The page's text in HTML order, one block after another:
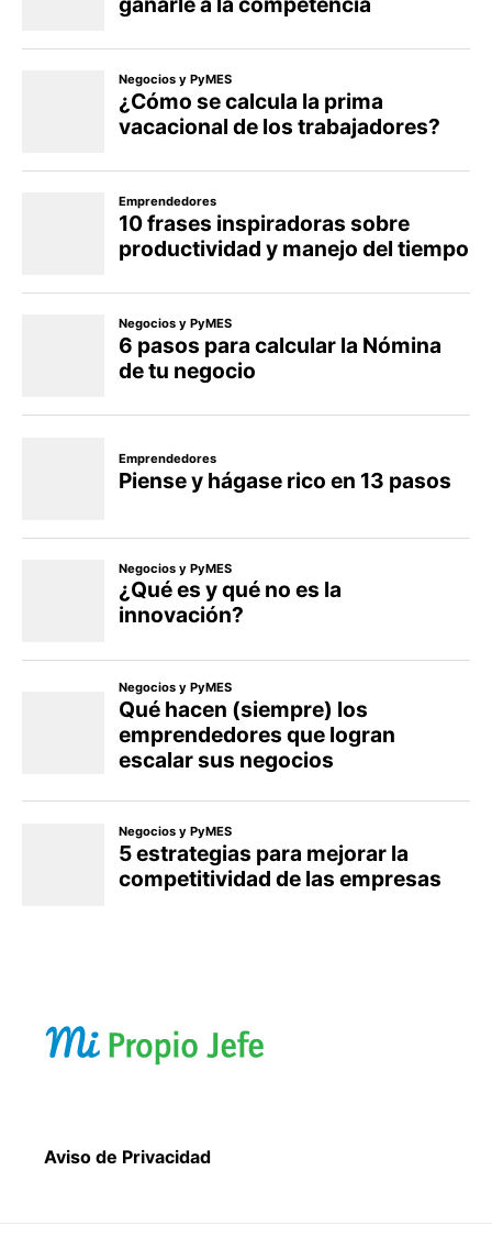
Aviso de Privacidad